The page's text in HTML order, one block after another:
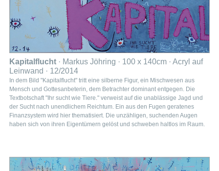
Kapitalflucht · Markus Jöhring · 100 x 140cm · Acryl auf
Leinwand · 12/2014
In dem Bild "Kapitalflucht" tritt eine silberne Figur, ein Mischwesen aus
Mensch und Gottesanbeterin, dem Betrachter dominant entgegen. Die
Textbotschaft "Ihr sucht wie Tiere." verweist auf die unablässige Jagd und
der Sucht nach unendlichem Reichtum. Ein aus den Fugen geratenes
Finanzsystem wird hier thematisiert. Die unzähligen, suchenden Augen
haben sich von ihren Eigentümern gelöst und schweben haltlos im Raum.